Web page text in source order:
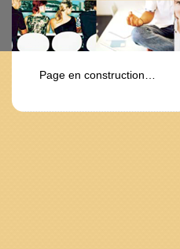
Page en construction…